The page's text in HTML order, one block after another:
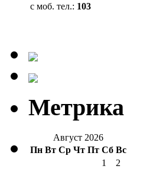
с моб. тел.: 103
Метрика
Август 2026
Пн Вт Ср Чт Пт Сб Вс
1
2